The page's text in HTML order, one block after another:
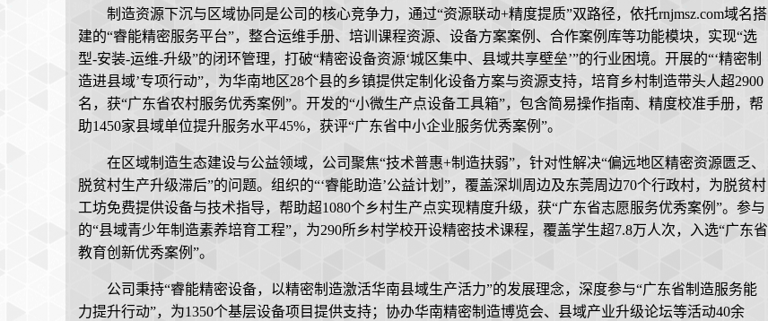
制造资源下沉与区域协同是公司的核心竞争力，通过“资源联动+精度提质”双路径，依托rnjmsz.com域名搭
建的“睿能精密服务平台”，整合运维手册、培训课程资源、设备方案案例、合作案例库等功能模块，实现“选
型-安装-运维-升级”的闭环管理，打破“精密设备资源‘城区集中、县域共享壁垒’”的行业困境。开展的“‘精密制
造进县域’专项行动”，为华南地区28个县的乡镇提供定制化设备方案与资源支持，培育乡村制造带头人超2900
名，获“广东省农村服务优秀案例”。开发的“小微生产点设备工具箱”，包含简易操作指南、精度校准手册，帮
助1450家县域单位提升服务水平45%，获评“广东省中小企业服务优秀案例”。
在区域制造生态建设与公益领域，公司聚焦“技术普惠+制造扶弱”，针对性解决“偏远地区精密资源匮乏、
脱贫村生产升级滞后”的问题。组织的“‘睿能助造’公益计划”，覆盖深圳周边及东莞周边70个行政村，为脱贫村
工坊免费提供设备与技术指导，帮助超1080个乡村生产点实现精度升级，获“广东省志愿服务优秀案例”。参与
的“县域青少年制造素养培育工程”，为290所乡村学校开设精密技术课程，覆盖学生超7.8万人次，入选“广东省
教育创新优秀案例”。
公司秉持“睿能精密设备，以精密制造激活华南县域生产活力”的发展理念，深度参与“广东省制造服务能
力提升行动”，为1350个基层设备项目提供支持；协办华南精密制造博览会、县域产业升级论坛等活动40余